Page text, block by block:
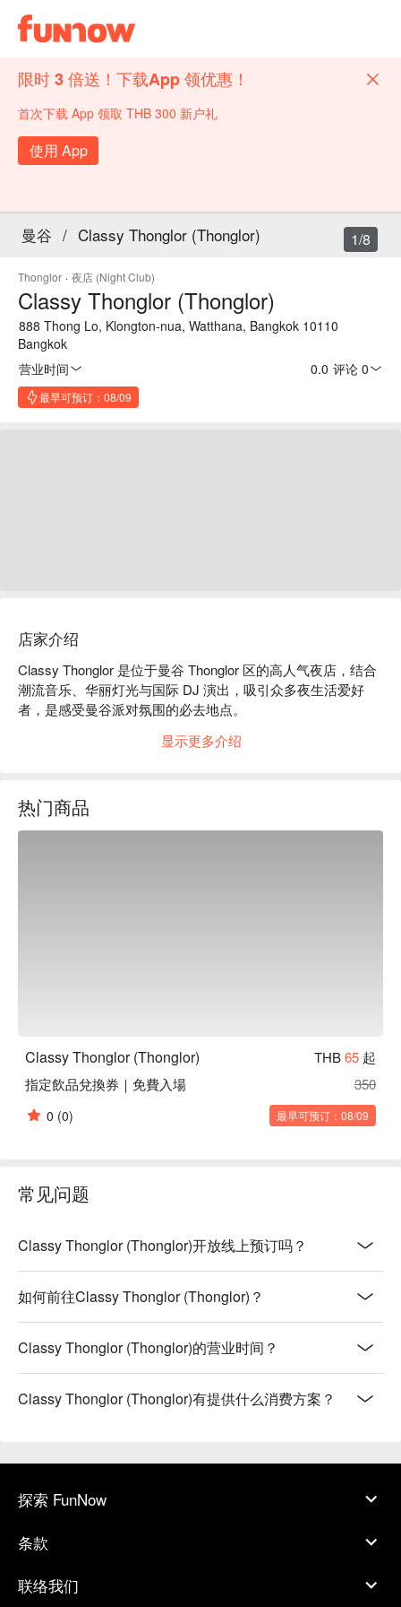
限时 3 倍送！下载App 领优惠！
首次下载 App 领取 THB 300 新户礼
使用 App
曼谷 / Classy Thonglor (Thonglor)
Thonglor · 夜店 (Night Club)
Classy Thonglor (Thonglor)
888 Thong Lo, Klongton-nua, Watthana, Bangkok 10110
Bangkok
营业时间
0.0 评论 0
最早可预订：08/09
1/8
店家介绍
Classy Thonglor 是位于曼谷 Thonglor 区的高人气夜店，结合
潮流音乐、华丽灯光与国际 DJ 演出，吸引众多夜生活爱好
者，是感受曼谷派对氛围的必去地点。
显示更多介绍
热门商品
Classy Thonglor (Thonglor) THB65 起
指定飲品兌換券｜免費入場
350
0 (0) 最早可预订：08/09
常见问题
Classy Thonglor (Thonglor)开放线上预订吗？
如何前往Classy Thonglor (Thonglor)？
Classy Thonglor (Thonglor)的营业时间？
Classy Thonglor (Thonglor)有提供什么消费方案？
探索 FunNow
条款
联络我们